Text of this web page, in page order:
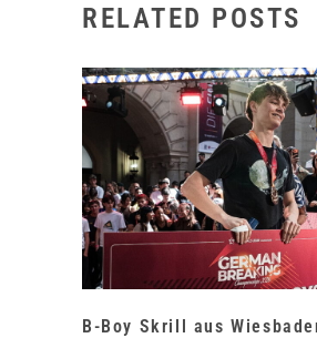
RELATED POSTS
B-Boy Skrill aus